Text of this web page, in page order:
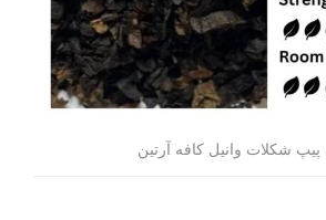
پیپ شکلات وانیل کافه آرتین